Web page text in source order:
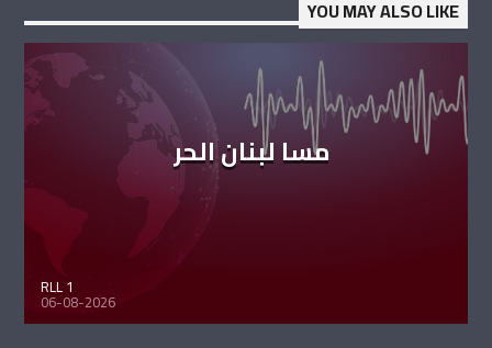
YOU MAY ALSO LIKE
مسا لبنان الحر
RLL 1
06-08-2026